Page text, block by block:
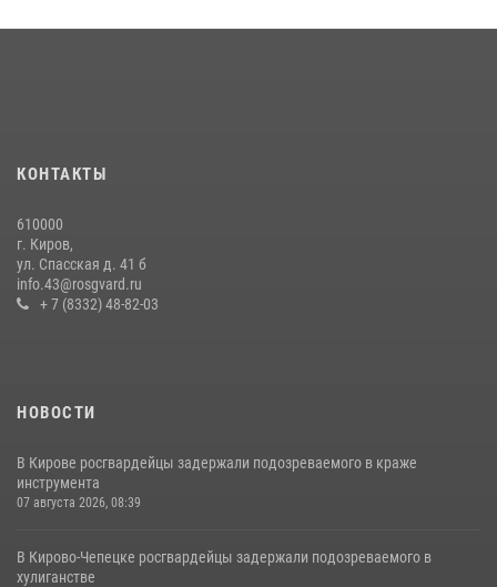
Кировские росгвардейцы задержали неоднократно судимую
гражданку, подозреваемую в краже
21 июля 2026, 08:20
КОНТАКТЫ
610000
г. Киров,
ул. Спасская д. 41 б
info.43@rosgvard.ru
+ 7 (8332) 48-82-03
НОВОСТИ
В Кирове росгвардейцы задержали подозреваемого в краже
инструмента
07 августа 2026, 08:39
В Кирово-Чепецке росгвардейцы задержали подозреваемого в
хулиганстве